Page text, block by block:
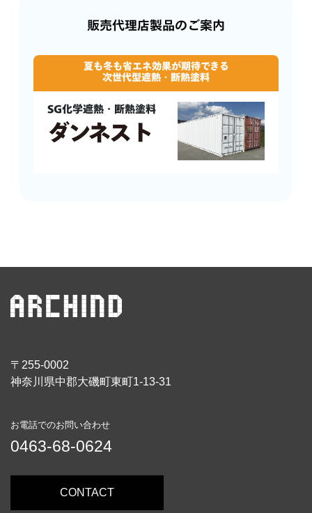
販売代理店製品のご案内
夏も冬も省エネ効果が期待できる
次世代型遮熱・断熱塗料
SG化学遮熱・断熱塗料
ダンネスト
〒255-0002
神奈川県中郡大磯町東町1-13-31
お電話でのお問い合わせ
0463-68-0624
CONTACT